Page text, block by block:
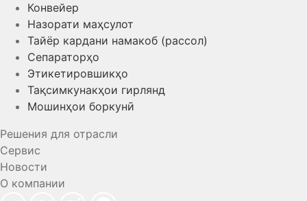
Конвейер
Назорати маҳсулот
Тайёр кардани намакоб (рассол)
Сепараторҳо
Этикетировшикҳо
Тақсимкунакҳои гирлянд
Мошинҳои боркунӣ
Решения для отрасли
Сервис
Новости
О компании